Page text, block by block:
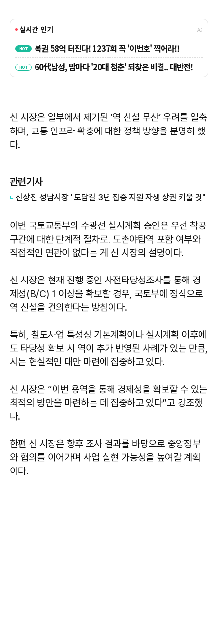
신 시장은 일부에서 제기된 ‘역 신설 무산’ 우려를 일축
하며, 교통 인프라 확충에 대한 정책 방향을 분명히 했
다.
관련기사
신상진 성남시장 "도담길 3년 집중 지원 자생 상권 키울 것"
이번 국토교통부의 수광선 실시계획 승인은 우선 착공
구간에 대한 단계적 절차로, 도촌야탑역 포함 여부와
직접적인 연관이 없다는 게 신 시장의 설명이다.
신 시장은 현재 진행 중인 사전타당성조사를 통해 경
제성(B/C) 1 이상을 확보할 경우, 국토부에 정식으로
역 신설을 건의한다는 방침이다.
특히, 철도사업 특성상 기본계획이나 실시계획 이후에
도 타당성 확보 시 역이 추가 반영된 사례가 있는 만큼,
시는 현실적인 대안 마련에 집중하고 있다.
신 시장은 “이번 용역을 통해 경제성을 확보할 수 있는
최적의 방안을 마련하는 데 집중하고 있다”고 강조했
다.
한편 신 시장은 향후 조사 결과를 바탕으로 중앙정부
와 협의를 이어가며 사업 실현 가능성을 높여갈 계획
이다.